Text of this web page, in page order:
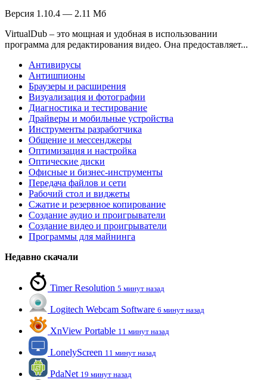
Версия 1.10.4 — 2.11 Мб
VirtualDub – это мощная и удобная в использовании
программа для редактирования видео. Она предоставляет...
Антивирусы
Антишпионы
Браузеры и расширения
Визуализация и фотографии
Диагностика и тестирование
Драйверы и мобильные устройства
Инструменты разработчика
Общение и мессенджеры
Оптимизация и настройка
Оптические диски
Офисные и бизнес-инструменты
Передача файлов и сети
Рабочий стол и виджеты
Сжатие и резервное копирование
Создание аудио и проигрыватели
Создание видео и проигрыватели
Программы для майнинга
Недавно скачали
Timer Resolution 5 минут назад
Logitech Webcam Software 6 минут назад
XnView Portable 11 минут назад
LonelyScreen 11 минут назад
PdaNet 19 минут назад